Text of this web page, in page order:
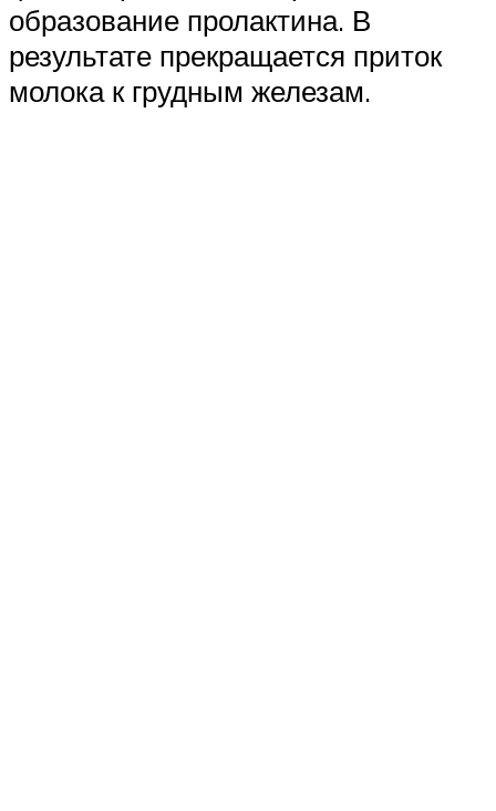
образование пролактина. В
результате прекращается приток
молока к грудным железам.